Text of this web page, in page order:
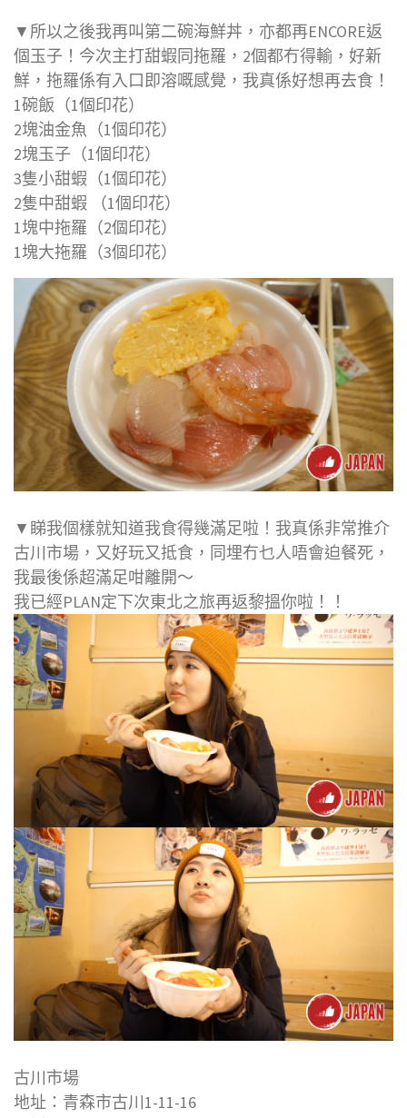
▼所以之後我再叫第二碗海鮮丼，亦都再ENCORE返
個玉子！今次主打甜蝦同拖羅，2個都冇得輸，好新
鮮，拖羅係有入口即溶嘅感覺，我真係好想再去食！
1碗飯（1個印花）
2塊油金魚（1個印花）
2塊玉子（1個印花）
3隻小甜蝦（1個印花）
2隻中甜蝦 （1個印花）
1塊中拖羅（2個印花）
1塊大拖羅（3個印花）
▼睇我個樣就知道我食得幾滿足啦！我真係非常推介
古川市場，又好玩又抵食，同埋冇乜人唔會迫餐死，
我最後係超滿足咁離開～
我已經PLAN定下次東北之旅再返黎搵你啦！！
古川市場
地址：青森市古川1-11-16